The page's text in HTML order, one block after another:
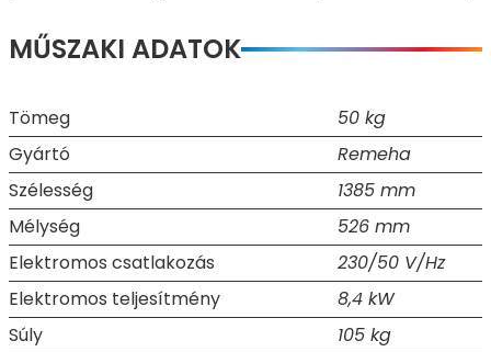
MŰSZAKI ADATOK
Tömeg
50 kg
Gyártó
Remeha
Szélesség
1385 mm
Mélység
526 mm
Elektromos csatlakozás
230/50 V/Hz
Elektromos teljesítmény
8,4 kW
Súly
105 kg